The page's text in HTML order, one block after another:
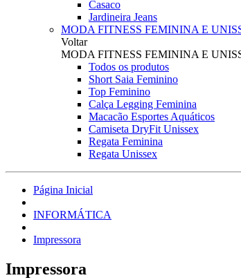
Casaco
Jardineira Jeans
MODA FITNESS FEMININA E
Voltar
MODA FITNESS FEMININA E
Todos os produtos
Short Saia Feminino
Top Feminino
Calça Legging Feminina
Macacão Esportes Aquáticos
Camiseta DryFit Unissex
Regata Feminina
Regata Unissex
Página Inicial
INFORMÁTICA
Impressora
Impressora